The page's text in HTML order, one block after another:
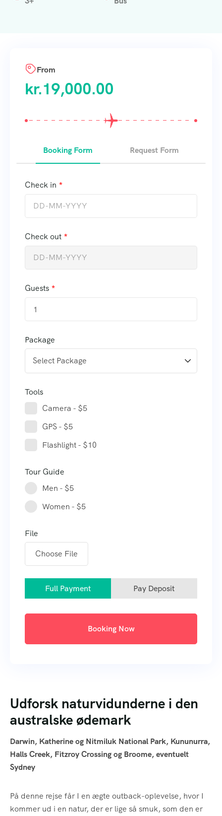
Udforsk naturvidunderne i den
australske ødemark
Darwin, Katherine og Nitmiluk National Park, Kununurra,
Halls Creek, Fitzroy Crossing og Broome, eventuelt
Sydney
På denne rejse får I en ægte outback-oplevelse, hvor I
kommer ud i en natur, der er lige så smuk, som den er
From
kr.19,000.00
Booking Form Request Form
Check in
Check out
Guests
1
Package
Tools
Camera - $5
GPS - $5
Flashlight - $10
Tour Guide
Men - $5
Women - $5
File
Choose File
Full Payment Pay Deposit
Booking Now